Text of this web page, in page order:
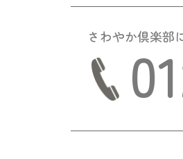
さわやか倶楽部